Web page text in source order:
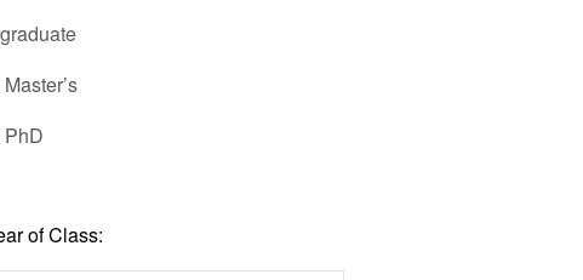
of Class: